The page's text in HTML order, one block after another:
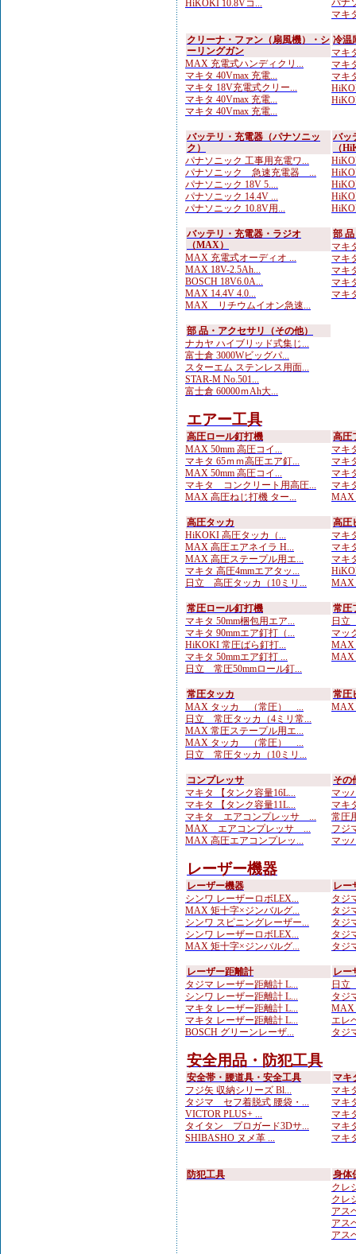
HiKOKI 10.8Vコ...
パナ
マキ
クリーナ・ファン（扇風機）・シ
ーリングガン
MAX 充電式ハンディクリ...
マキタ 40Vmax 充電...
マキタ 18V充電式クリー...
マキタ 40Vmax 充電...
マキタ 40Vmax 充電...
冷温
マキ
マキ
マキ
バッテリ・充電器（パナソニッ
ク）
パナソニック 工事用充電ワ...
パナソニック 急速充電器 ...
パナソニック 18V 5....
パナソニック 14.4V ...
パナソニック 10.8V用...
バッ
（
バッテリ・充電器・ラジオ
（MAX）
MAX 充電式オーディオ ...
MAX 18V-2.5Ah...
BOSCH 18V6.0A...
MAX 14.4V 4.0...
MAX リチウムイオン急速...
部
マキ
マキ
マキ
マキ
マキ
部 品・アクセサリ（その他）
ナカヤ ハイブリッド式集じ...
富士倉 3000Wビッグパ...
スターエム ステンレス用面...
STAR-M No.501...
富士倉 60000ｍAh大...
エアー工具
高圧ロール釘打機
MAX 50mm 高圧コイ...
マキタ 65ｍｍ高圧エア釘...
MAX 50mm 高圧コイ...
マキタ コンクリート用高圧...
MAX 高圧ねじ打機 ター...
高圧
マキ
マキ
マキ
マキ
MAX
高圧タッカ
HiKOKI 高圧タッカ（...
MAX 高圧エアネイラ H...
MAX 高圧ステープル用エ...
マキタ 高圧4mmエアタッ...
日立 高圧タッカ（10ミリ...
高圧
マキ
マキ
マキ
MAX
常圧ロール釘打機
マキタ 50mm梱包用エア...
マキタ 90mmエア釘打（...
HiKOKI 常圧ばら釘打...
マキタ 50mmエア釘打 ...
日立 常圧50mmロール釘...
常圧
日立
マッ
MAX
MAX
常圧タッカ
MAX タッカ （常圧） ...
日立 常圧タッカ（4ミリ常...
MAX 常圧ステープル用エ...
MAX タッカ （常圧） ...
日立 常圧タッカ（10ミリ...
常圧
MAX
コンプレッサ
マキタ 【タンク容量16L...
マキタ 【タンク容量11L...
マキタ エアコンプレッサ ...
MAX エアコンプレッサ ...
MAX 高圧エアコンプレッ...
その
マッ
マキ
常圧
フジ
マッ
レーザー機器
レーザー機器
シンワ レーザーロボLEX...
MAX 矩十字×ジンバルグ...
シンワ スピニングレーザー...
シンワ レーザーロボLEX...
MAX 矩十字×ジンバルグ...
レー
タジ
タジ
タジ
タジ
タジ
レーザー距離計
タジマ レーザー距離計 L...
シンワ レーザー距離計 L...
マキタ レーザー距離計 L...
マキタ レーザー距離計 L...
BOSCH グリーンレーザ...
レー
日
タジ
MAX
エレ
タジ
安全用品・防犯工具
安全帯・腰道具・安全工具
フジ矢 収納シリーズ Bl...
タジマ セフ着脱式 腰袋・...
VICTOR PLUS+ ...
タイタン プロガード3Dサ...
SHIBASHO ヌメ革 ...
マキ
マキ
マキ
マキ
マキ
マキ
防犯工具
身体
クレ
クレ
アス
アス
アス